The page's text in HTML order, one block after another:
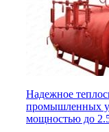
Надежное
промышленных
мощностью до